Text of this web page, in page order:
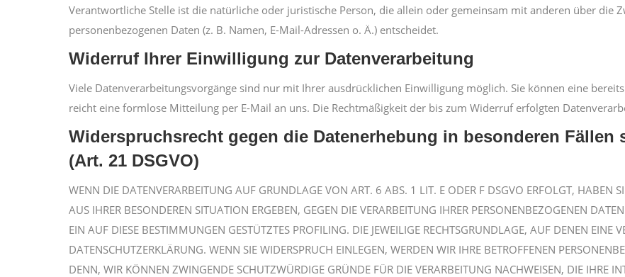
Verantwortliche Stelle ist die natürliche oder juristische Person, die allein oder gemeinsam mit anderen über die
personenbezogenen Daten (z. B. Namen, E-Mail-Adressen o. Ä.) entscheidet.
Widerruf Ihrer Einwilligung zur Datenverarbeitung
Viele Datenverarbeitungsvorgänge sind nur mit Ihrer ausdrücklichen Einwilligung möglich. Sie können eine
reicht eine formlose Mitteilung per E-Mail an uns. Die Rechtmäßigkeit der bis zum Widerruf erfolgten
Widerspruchsrecht gegen die Datenerhebung in besonderen Fällen
(Art. 21 DSGVO)
WENN DIE DATENVERARBEITUNG AUF GRUNDLAGE VON ART. 6 ABS. 1 LIT. E ODER F DSGVO ERFOLGT, HABEN
AUS IHRER BESONDEREN SITUATION ERGEBEN, GEGEN DIE VERARBEITUNG IHRER PERSONENBEZOGENEN
EIN AUF DIESE BESTIMMUNGEN GESTÜTZTES PROFILING. DIE JEWEILIGE RECHTSGRUNDLAGE, AUF DENEN EINE
DATENSCHUTZERKLÄRUNG. WENN SIE WIDERSPRUCH EINLEGEN, WERDEN WIR IHRE BETROFFENEN
DENN, WIR KÖNNEN ZWINGENDE SCHUTZWÜRDIGE GRÜNDE FÜR DIE VERARBEITUNG NACHWEISEN, DIE IHRE